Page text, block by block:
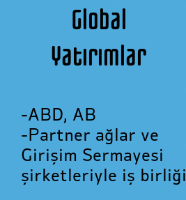
Global
Yatırımlar
-ABD, AB
-Partner ağlar ve
Girişim Sermayesi
şirketleriyle iş birliği